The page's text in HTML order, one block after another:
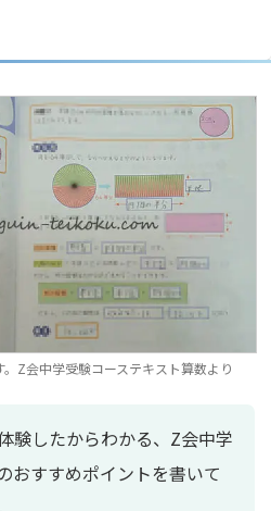
Z会中学受験コーステキスト算数より
験したからわかる、Z会中学
おすすめポイントを書いて